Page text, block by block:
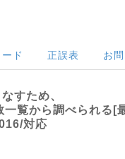
ド 正誤表 お
すため、
覧から調べられる[
対応